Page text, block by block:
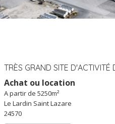
Achat ou location
A partir de 5250m²
Le Lardin Saint Lazare
24570